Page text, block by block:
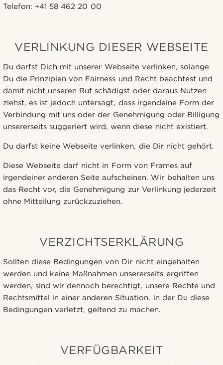
Telefon: +41 58 462 20 00
VERLINKUNG DIESER WEBSEITE
Du darfst Dich mit unserer Webseite verlinken, solange
Du die Prinzipien von Fairness und Recht beachtest und
damit nicht unseren Ruf schädigst oder daraus Nutzen
ziehst, es ist jedoch untersagt, dass irgendeine Form der
Verbindung mit uns oder der Genehmigung oder Billigung
unsererseits suggeriert wird, wenn diese nicht existiert.
Du darfst keine Webseite verlinken, die Dir nicht gehört.
Diese Webseite darf nicht in Form von Frames auf
irgendeiner anderen Seite aufscheinen. Wir behalten uns
das Recht vor, die Genehmigung zur Verlinkung jederzeit
ohne Mitteilung zurückzuziehen.
VERZICHTSERKLÄRUNG
Sollten diese Bedingungen von Dir nicht eingehalten
werden und keine Maßnahmen unsererseits ergriffen
werden, sind wir dennoch berechtigt, unsere Rechte und
Rechtsmittel in einer anderen Situation, in der Du diese
Bedingungen verletzt, geltend zu machen.
VERFÜGBARKEIT